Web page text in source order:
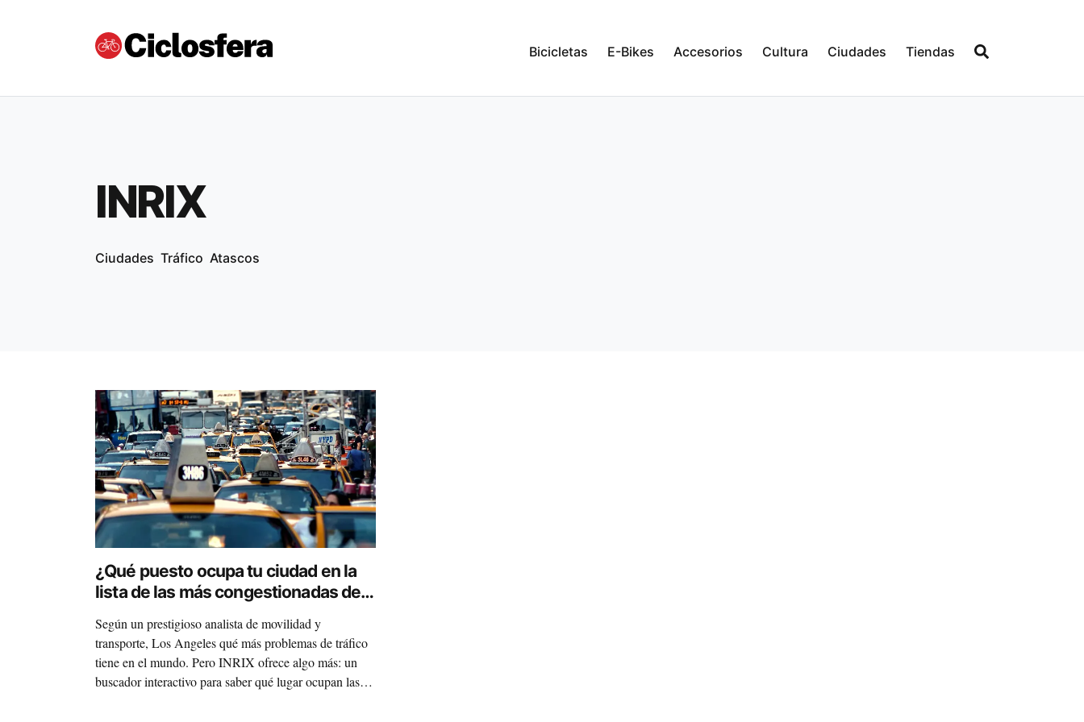
Bicicletas E-Bikes Accesorios Cultura Ciudades Tiendas
INRIX
Ciudades Tráfico Atascos
¿Qué puesto ocupa tu ciudad en la
lista de las más congestionadas del
Según un prestigioso analista de movilidad y
transporte, Los Angeles qué más problemas de tráfico
tiene en el mundo. Pero INRIX ofrece algo más: un
buscador interactivo para saber qué lugar ocupan las